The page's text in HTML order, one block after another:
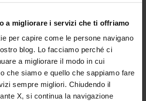
a migliorare i servizi che ti offriamo
per capire come le persone navigano
blog. Lo facciamo perché ci
a migliorare il modo in cui
che siamo e quello che sappiamo fare
sempre migliori. Chiudendo il
X, si continua la navigazione
a iniziative Open
del nostro impegno verso un
e sostenibile, dove la
risorse tecnologiche siano
indipendentemente dalle